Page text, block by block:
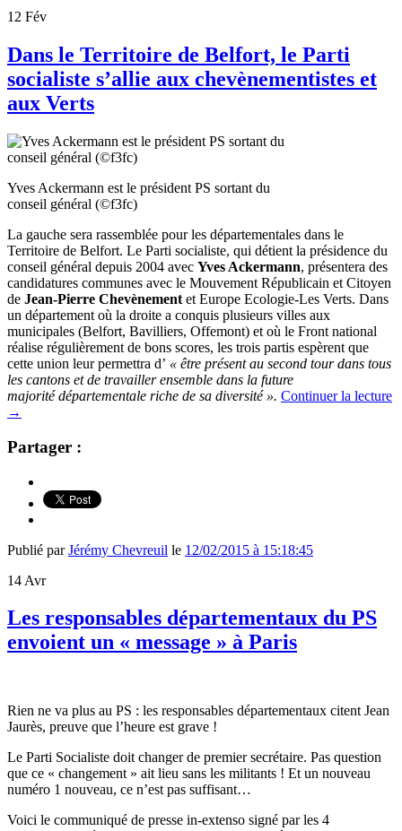
12 Fév
Dans le Territoire de Belfort, le Parti
socialiste s’allie aux chevènementistes et
aux Verts
Yves Ackermann est le président PS sortant du
conseil général (©f3fc)
La gauche sera rassemblée pour les départementales dans le
Territoire de Belfort. Le Parti socialiste, qui détient la présidence du
conseil général depuis 2004 avec Yves Ackermann, présentera des
candidatures communes avec le Mouvement Républicain et Citoyen
de Jean-Pierre Chevènement et Europe Ecologie-Les Verts. Dans
un département où la droite a conquis plusieurs villes aux
municipales (Belfort, Bavilliers, Offemont) et où le Front national
réalise régulièrement de bons scores, les trois partis espèrent que
cette union leur permettra d’ « être présent au second tour dans tous
les cantons et de travailler ensemble dans la future
majorité départementale riche de sa diversité ». Continuer la lecture
→
Partager :
Publié parJérémy Chevreuil le 12/02/2015 à 15:18:45
14 Avr
Les responsables départementaux du PS
envoient un « message » à Paris
Rien ne va plus au PS : les responsables départementaux citent Jean
Jaurès, preuve que l’heure est grave !
Le Parti Socialiste doit changer de premier secrétaire. Pas question
que ce « changement » ait lieu sans les militants ! Et un nouveau
numéro 1 nouveau, ce n’est pas suffisant…
Voici le communiqué de presse in-extenso signé par les 4